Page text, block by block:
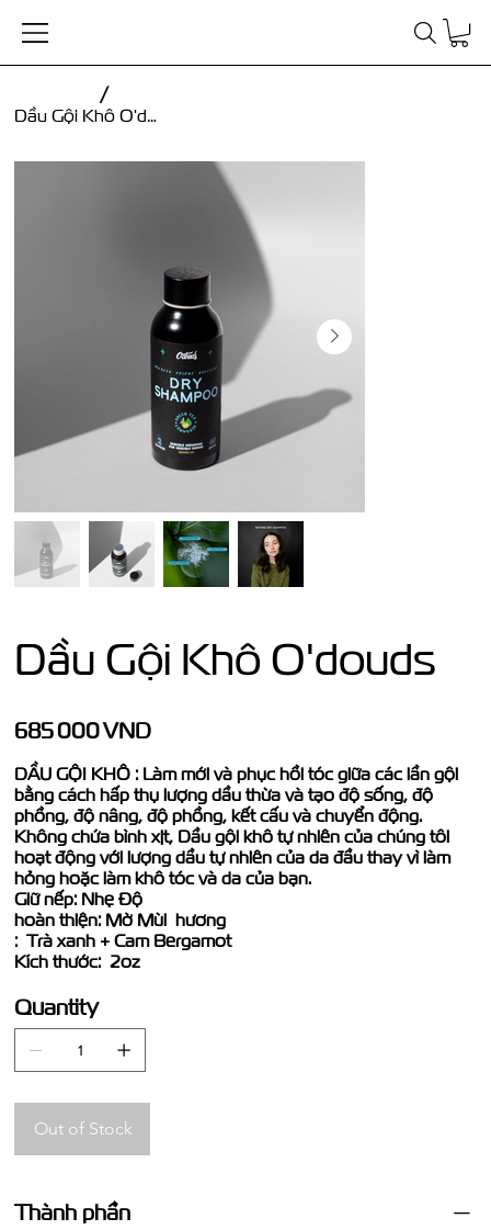
/
Dầu Gội Khô O'douds
Dầu Gội Khô O'douds
685 000 VND
DẦU GỘI KHÔ : Làm mới và phục hồi tóc giữa các lần gội
bằng cách hấp thụ lượng dầu thừa và tạo độ sống, độ
phồng, độ nâng, độ phồng, kết cấu và chuyển động.
Không chứa bình xịt, Dầu gội khô tự nhiên của chúng tôi
hoạt động với lượng dầu tự nhiên của da đầu thay vì làm
hỏng hoặc làm khô tóc và da của bạn.
Giữ nếp: Nhẹ Độ
hoàn thiện: Mờ Mùi hương
: Trà xanh + Cam Bergamot
Kích thước: 2oz
Quantity
Out of Stock
Thành phần